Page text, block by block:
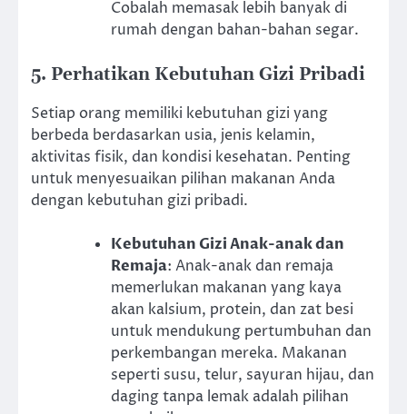
Cobalah memasak lebih banyak di
rumah dengan bahan-bahan segar.
5. Perhatikan Kebutuhan Gizi Pribadi
Setiap orang memiliki kebutuhan gizi yang
berbeda berdasarkan usia, jenis kelamin,
aktivitas fisik, dan kondisi kesehatan. Penting
untuk menyesuaikan pilihan makanan Anda
dengan kebutuhan gizi pribadi.
Kebutuhan Gizi Anak-anak dan
Remaja: Anak-anak dan remaja
memerlukan makanan yang kaya
akan kalsium, protein, dan zat besi
untuk mendukung pertumbuhan dan
perkembangan mereka. Makanan
seperti susu, telur, sayuran hijau, dan
daging tanpa lemak adalah pilihan